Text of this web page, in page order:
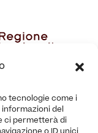
tecnologie come i
del
ci permetterà di